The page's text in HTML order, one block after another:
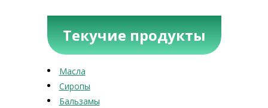
Текучие продукты
Масла
Сиропы
Бальзамы